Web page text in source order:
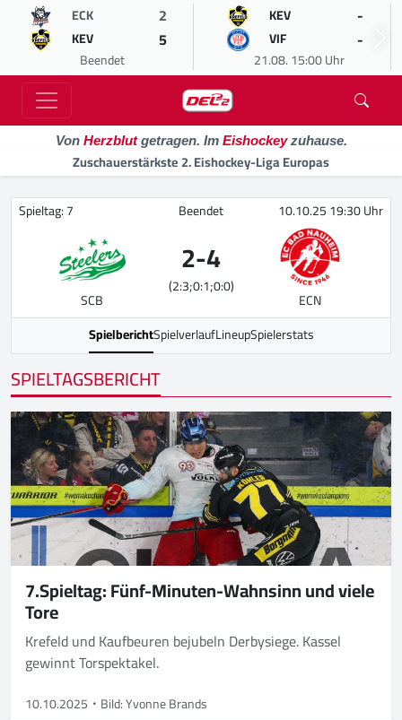
ECK 2
KEV 5
Beendet
KEV -
VIF -
21.08. 15:00 Uhr
Von Herzblutgetragen. Im Eishockeyzuhause.
Zuschauerstärkste 2. Eishockey-Liga Europas
Spieltag: 7 Beendet 10.10.25 19:30 Uhr
SCB
2-4
(2:3;0:1;0:0)
ECN
SpielberichtSpielverlaufLineupSpielerstats
SPIELTAGSBERICHT
7.Spieltag: Fünf-Minuten-Wahnsinn und viele
Tore
Krefeld und Kaufbeuren bejubeln Derbysiege. Kassel
gewinnt Torspektakel.
10.10.2025 Bild: Yvonne Brands